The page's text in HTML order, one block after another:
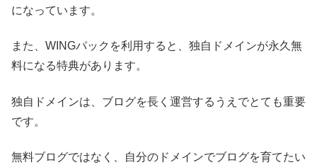
になっています。
また、WINGパックを利用すると、独自ドメインが永久無
料になる特典があります。
独自ドメインは、ブログを長く運営するうえでとても重要
です。
無料ブログではなく、自分のドメインでブログを育てたい